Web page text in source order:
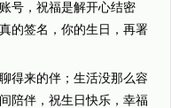
号，祝福是解开心结密
的签名，你的生日，再署
得来的伴；生活没那么容
陪伴，祝生日快乐，幸福